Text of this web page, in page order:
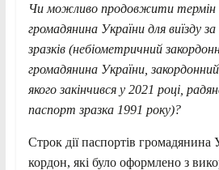
Чи можливо продовжити термін
громадянина України для виїзду
зразків (небіометричний
громадянина України,
якого закінчився у 2021 році,
паспорт зразка 1991 року)?
Строк дії паспортів громадянина
кордон, які було оформлено з